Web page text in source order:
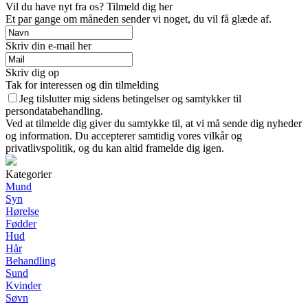
Vil du have nyt fra os? Tilmeld dig her
Et par gange om måneden sender vi noget, du vil få glæde af.
Skriv din e-mail her
Skriv dig op
Tak for interessen og din tilmelding
Jeg tilslutter mig sidens betingelser og samtykker til
persondatabehandling.
Ved at tilmelde dig giver du samtykke til, at vi må sende dig nyheder
og information. Du accepterer samtidig vores vilkår og
privatlivspolitik, og du kan altid framelde dig igen.
Kategorier
Mund
Syn
Hørelse
Fødder
Hud
Hår
Behandling
Sund
Kvinder
Søvn